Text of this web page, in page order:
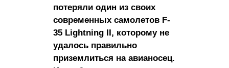
потеряли один из своих
современных самолетов F-
35 Lightning II, которому не
удалось правильно
приземлиться на авианосец.